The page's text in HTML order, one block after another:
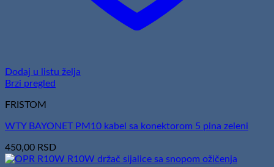
Dodaj u listu želja
Brzi pregled
FRISTOM
WTY BAYONET PM10 kabel sa konektorom 5 pina zeleni
450,00 RSD